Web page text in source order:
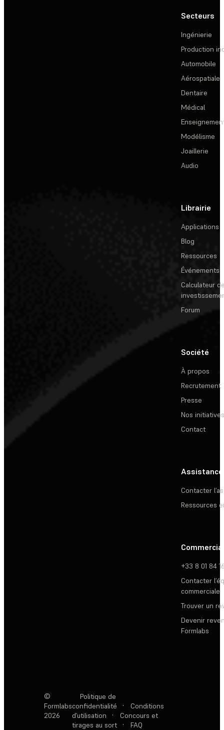
Secteurs
Ingénierie
Production
Automobile
Aérospatiale
Dentaire
Médical
Modélisme
Joaillerie
Audio
Librairie
Applications
Blog
Ressources
Événements
Calculateur
Forum
Société
À propos
Recrutement
Presse
Nos initiatives
Contact
Assistance
Contacter
Ressources
Commercial
+33 8 01 84
Contacter
commerciale
Trouver un
Devenir
Formlabs
©
Formlabs
2026
Politique de
confidentialité
·
Conditions
d’utilisation
·
Concours et
tirages au sort
· FAQ